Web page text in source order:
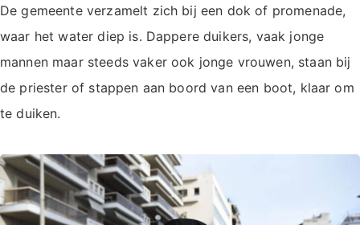
De gemeente verzamelt zich bij een dok of promenade,
waar het water diep is. Dappere duikers, vaak jonge
mannen maar steeds vaker ook jonge vrouwen, staan bij
de priester of stappen aan boord van een boot, klaar om
te duiken.